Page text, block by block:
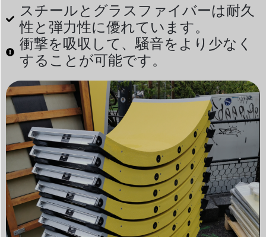
スチールとグラスファイバーは耐久
性と弾力性に優れています。
衝撃を吸収して、騒音をより少なく
することが可能です。